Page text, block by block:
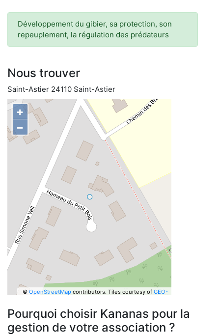
Développement du gibier, sa protection, son
repeuplement, la régulation des prédateurs
Nous trouver
Saint-Astier 24110 Saint-Astier
+
−
© OpenStreetMapcontributors. Tiles courtesy of GEO-
Pourquoi choisir Kananas pour la
gestion de votre association ?